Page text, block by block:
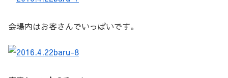
会場内はお客さんでいっぱいです。